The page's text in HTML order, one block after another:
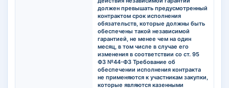
должен превышать предусмотренный
контрактом срок исполнения
обязательств, которые должны быть
обеспечены такой независимой
гарантией, не менее чем на один
месяц, в том числе в случае его
изменения в соответствии со ст. 95
ФЗ №44-ФЗ Требование об
обеспечении исполнения контракта
не применяются к участникам закупки,
которые являются казенными